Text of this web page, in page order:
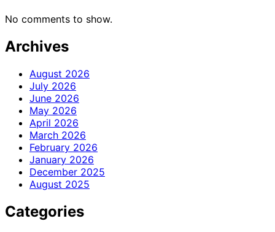
No comments to show.
Archives
August 2026
July 2026
June 2026
May 2026
April 2026
March 2026
February 2026
January 2026
December 2025
August 2025
Categories